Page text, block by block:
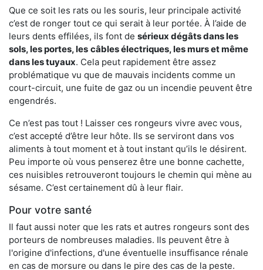
Que ce soit les rats ou les souris, leur principale activité
c’est de ronger tout ce qui serait à leur portée. À l’aide de
leurs dents effilées, ils font de sérieux dégâts dans les
sols, les portes, les câbles électriques, les murs et même
dans les tuyaux. Cela peut rapidement être assez
problématique vu que de mauvais incidents comme un
court-circuit, une fuite de gaz ou un incendie peuvent être
engendrés.
Ce n’est pas tout ! Laisser ces rongeurs vivre avec vous,
c’est accepté d’être leur hôte. Ils se serviront dans vos
aliments à tout moment et à tout instant qu’ils le désirent.
Peu importe où vous penserez être une bonne cachette,
ces nuisibles retrouveront toujours le chemin qui mène au
sésame. C’est certainement dû à leur flair.
Pour votre santé
Il faut aussi noter que les rats et autres rongeurs sont des
porteurs de nombreuses maladies. Ils peuvent être à
l'origine d'infections, d'une éventuelle insuffisance rénale
en cas de morsure ou dans le pire des cas de la peste.